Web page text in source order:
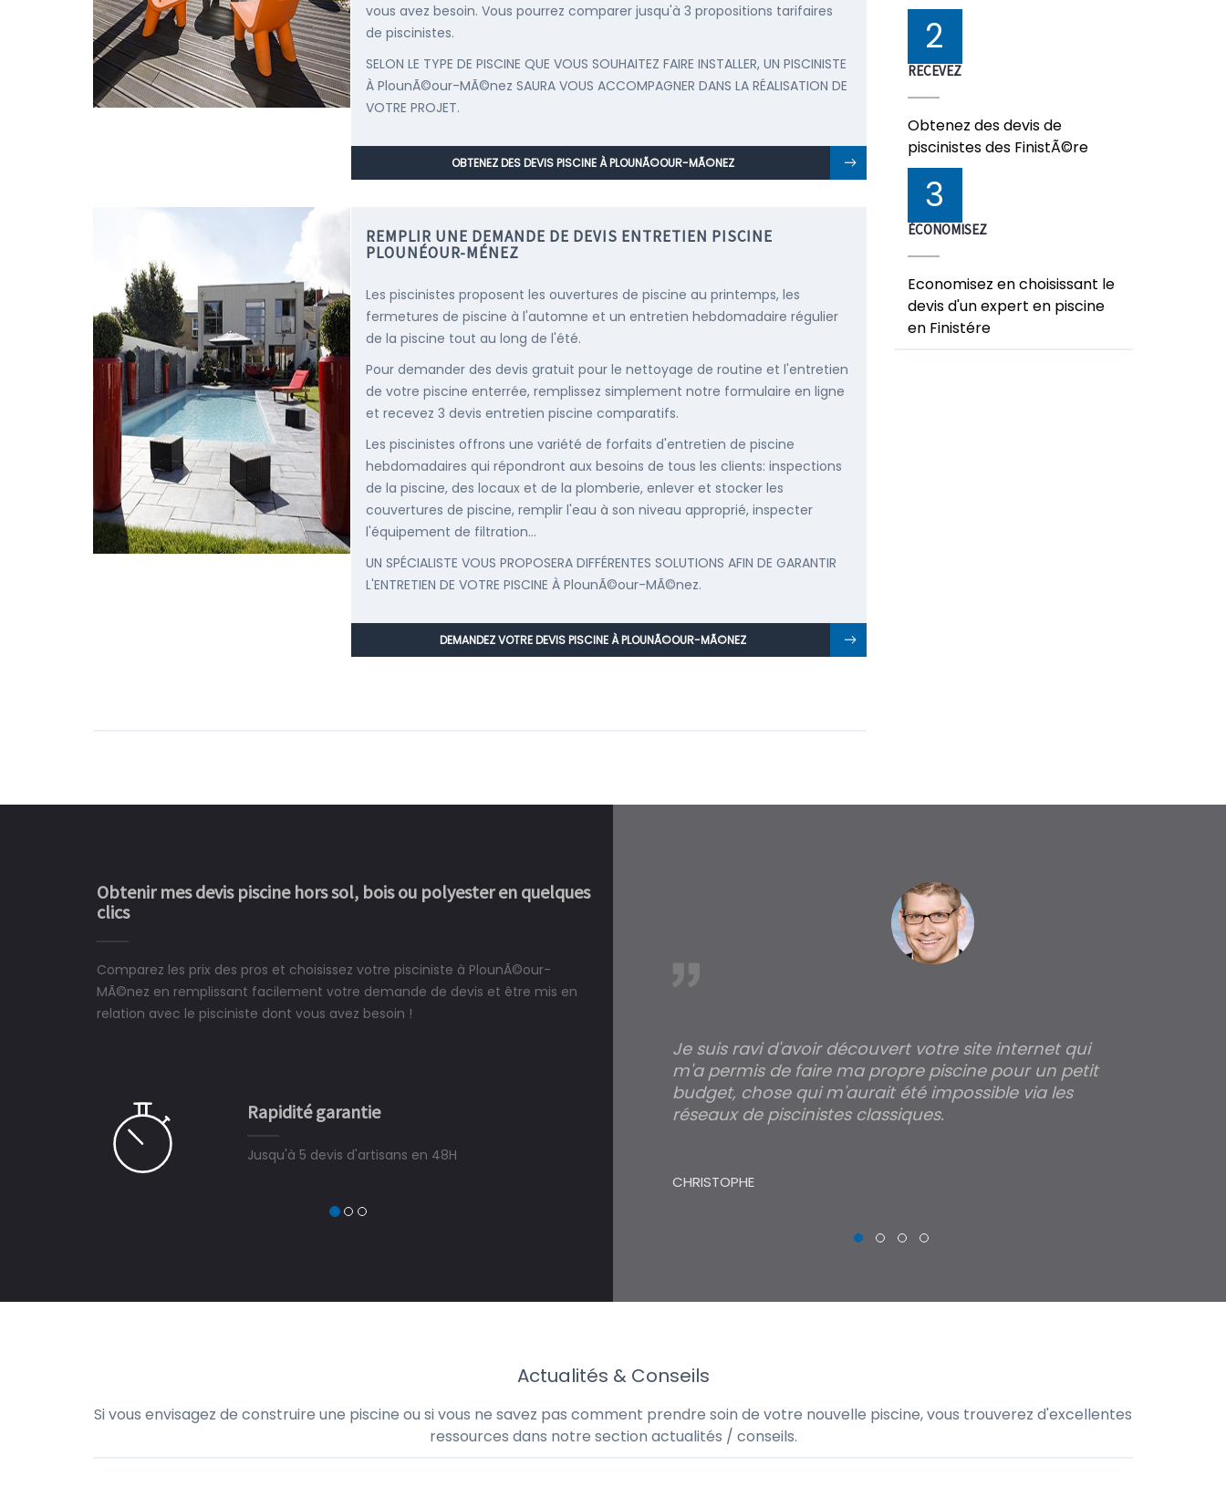
vous avez besoin. Vous pourrez comparer jusqu'à 3 propositions tarifaires
de piscinistes.
SELON LE TYPE DE PISCINE QUE VOUS SOUHAITEZ FAIRE INSTALLER, UN PISCINISTE
À PlounÃ©our-MÃ©nez SAURA VOUS ACCOMPAGNER DANS LA RÉALISATION DE
VOTRE PROJET.
OBTENEZ DES DEVIS PISCINE À PLOUNÃ©OUR-MÃ©NEZ
REMPLIR UNE DEMANDE DE DEVIS ENTRETIEN PISCINE
PLOUNÉOUR-MÉNEZ
Les piscinistes proposent les ouvertures de piscine au printemps, les
fermetures de piscine à l'automne et un entretien hebdomadaire régulier
de la piscine tout au long de l'été.
Pour demander des devis gratuit pour le nettoyage de routine et l'entretien
de votre piscine enterrée, remplissez simplement notre formulaire en ligne
et recevez 3 devis entretien piscine comparatifs.
Les piscinistes offrons une variété de forfaits d'entretien de piscine
hebdomadaires qui répondront aux besoins de tous les clients: inspections
de la piscine, des locaux et de la plomberie, enlever et stocker les
couvertures de piscine, remplir l'eau à son niveau approprié, inspecter
l'équipement de filtration...
UN SPÉCIALISTE VOUS PROPOSERA DIFFÉRENTES SOLUTIONS AFIN DE GARANTIR
L'ENTRETIEN DE VOTRE PISCINE À PlounÃ©our-MÃ©nez.
DEMANDEZ VOTRE DEVIS PISCINE À PLOUNÃ©OUR-MÃ©NEZ
2
RECEVEZ
Obtenez des devis de
piscinistes des FinistÃ©re
3
ÉCONOMISEZ
Economisez en choisissant le
devis d'un expert en piscine
en Finistére
Obtenir mes devis piscine hors sol, bois ou polyester en quelques
clics
Comparez les prix des pros et choisissez votre pisciniste à PlounÃ©our-
MÃ©nez en remplissant facilement votre demande de devis et être mis en
relation avec le pisciniste dont vous avez besoin !
Rapidité garantie
Jusqu'à 5 devis d'artisans en 48H
ne peut plus s'en passer.
Le rêve devient enfin réalité, une piscine est bien
construit chez moi.
Je suis ravi d'avoir découvert votre site internet qui
m'a permis de faire ma propre piscine pour un petit
budget, chose qui m'aurait été impossible via les
réseaux de piscinistes classiques.
CHRISTOPHE
Actualités & Conseils
Si vous envisagez de construire une piscine ou si vous ne savez pas comment prendre soin de votre nouvelle piscine, vous trouverez d'excellentes
ressources dans notre section actualités / conseils.